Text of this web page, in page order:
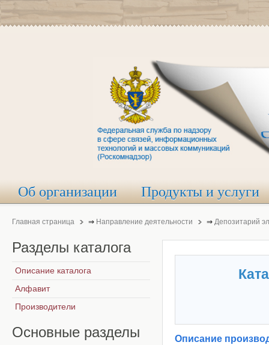
Об организации Продукты и услуги
Главная страница ⇒ Направление деятельности ⇒ Депозитарий
Описание
Разделы каталога
Описание каталога
Алфавит
Производители
Основные разделы